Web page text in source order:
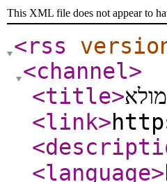
This XML file does not appear to
<rss
<channel>
<title>
<link>
<language>